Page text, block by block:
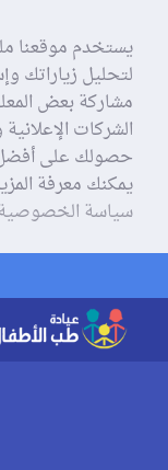
يستخدم موقعنا
لتحليل زياراتك
الشركات
حصولك على
يمكنك معرفة
سياسة